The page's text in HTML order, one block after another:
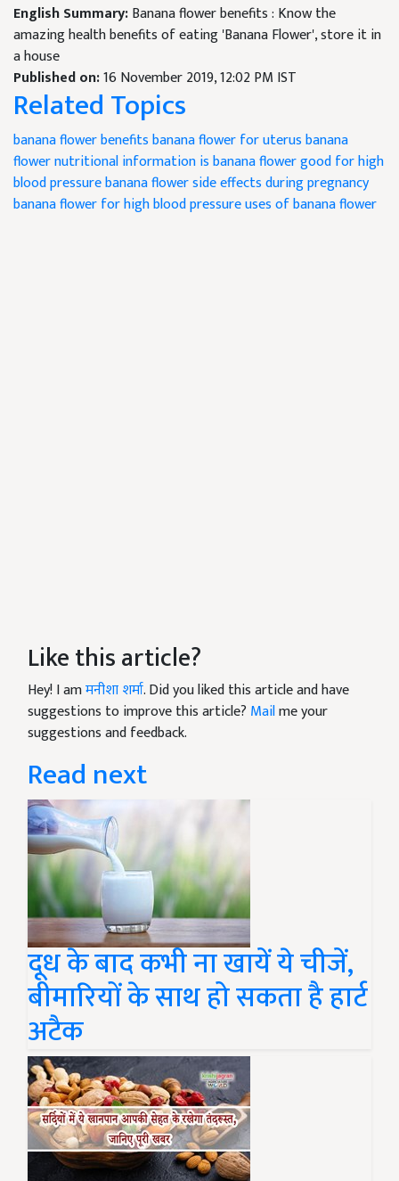
English Summary:Banana flower benefits : Know the
amazing health benefits of eating 'Banana Flower', store it in
a house
Published on:16 November 2019, 12:02 PM IST
Related Topics
banana flower benefitsbanana flower for uterusbanana
flower nutritional informationis banana flower good for high
blood pressurebanana flower side effects during pregnancy
banana flower for high blood pressureuses of banana flower
Like this article?
Hey! I amमनीशा शर्मा. Did you liked this article and have
suggestions to improve this article? Mailme your
suggestions and feedback.
Read next
दूध के बाद कभी ना खायें ये चीजें,
बीमारियों के साथ हो सकता है हार्ट
अटैक